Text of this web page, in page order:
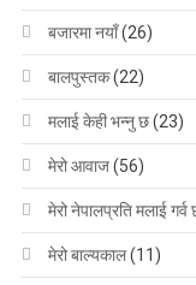
बजारमा नयाँ(26)
बालपुस्तक(22)
मलाई केही भन्नु छ(23)
मेरो आवाज(56)
मेरो नेपालप्रति मलाई गर्व
मेरो बाल्यकाल(11)